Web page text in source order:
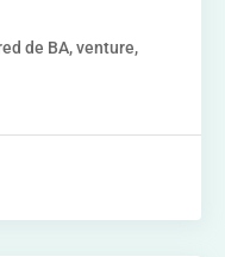
de BA, venture,